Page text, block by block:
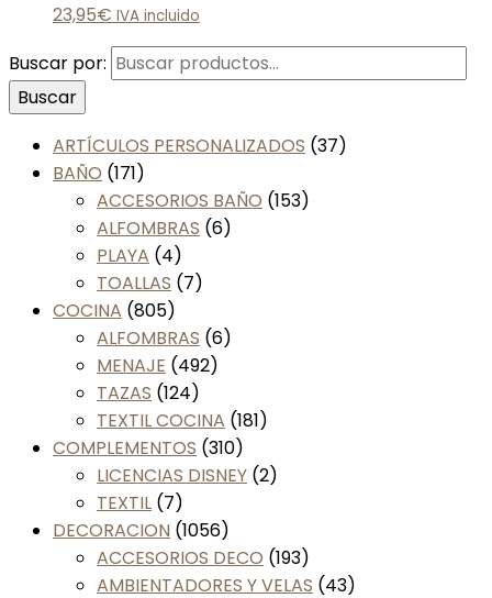
23,95€ IVA incluido
Buscar por:
Buscar
ARTÍCULOS PERSONALIZADOS (37)
BAÑO (171)
ACCESORIOS BAÑO (153)
ALFOMBRAS (6)
PLAYA (4)
TOALLAS (7)
COCINA (805)
ALFOMBRAS (6)
MENAJE (492)
TAZAS (124)
TEXTIL COCINA (181)
COMPLEMENTOS (310)
LICENCIAS DISNEY (2)
TEXTIL (7)
DECORACION (1056)
ACCESORIOS DECO (193)
AMBIENTADORES Y VELAS (43)